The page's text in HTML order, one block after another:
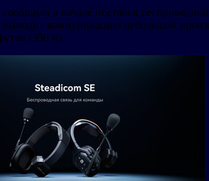
о начале поставок
выводит коммуникацию небольшой
(350 м).